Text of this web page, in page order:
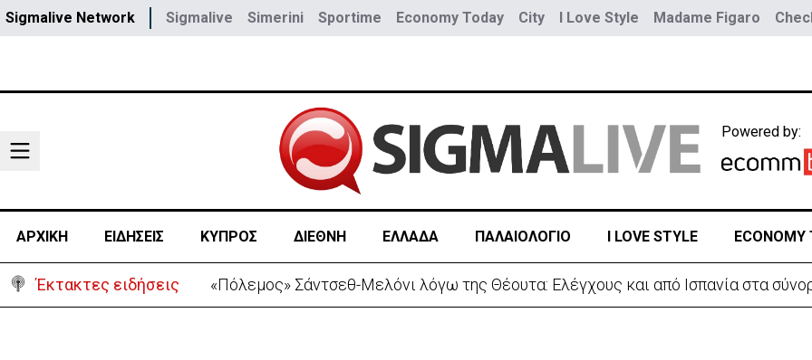
Sigmalive Network Sigmalive Simerini Sportime Economy Today City I Love Style Madame Figaro
Powered by:
ΑΡΧΙΚΗ ΕΙΔΗΣΕΙΣ ΚΥΠΡΟΣ ΔΙΕΘΝΗ ΕΛΛΑΔΑ ΠΑΛΑΙΟΛΟΓΙΟ I LOVE STYLE ECONOMY
Έκτακτες ειδήσεις 30 χρόνια από τις δολοφονίες Ισαάκ-Σολωμού-Εκδήλωση μνήμης απόψε στο